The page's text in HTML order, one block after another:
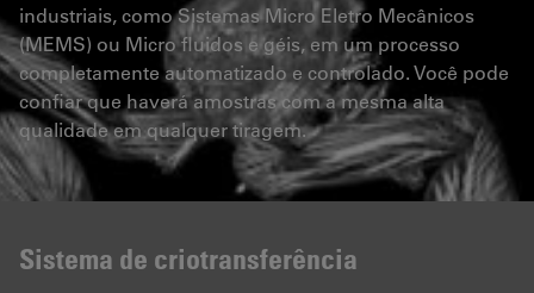
industriais, como Sistemas Micro Eletro Mecânicos
(MEMS) ou Micro fluidos e géis, em um processo
completamente automatizado e controlado. Você pode
confiar que haverá amostras com a mesma alta
qualidade em qualquer tiragem.
Sistema de criotransferência